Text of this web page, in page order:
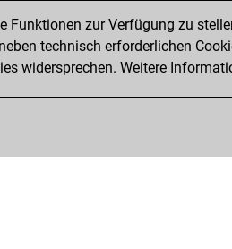
a new Elo of 1585
your Fritz account
zur Verfügung zu
technisch erforderlichen
widersprechen. Weitere